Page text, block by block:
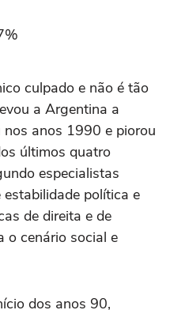
culpado e não é tão
a Argentina a
nos anos 1990 e piorou
últimos quatro
especialistas
estabilidade política e
de direita e de
o cenário social e
dos anos 90,